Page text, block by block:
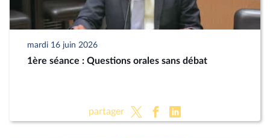
mardi 16 juin 2026
1ère séance : Questions orales sans débat
partager